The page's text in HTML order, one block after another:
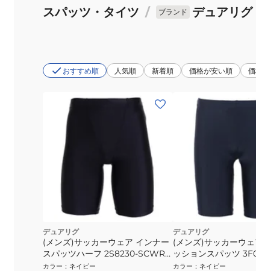
スパッツ・タイツ / ブランド デュアリグ
おすすめ順 人気順 新着順 価格が安い順
デュアリグ
(メンズ)サッカーウェア インナー
スパッツハーフ 2S8230-SCWR-
741ES NVY
カラー ： ネイビー
デュアリグ
(メンズ)サッカーウ
ッションスパッツ
SCWR-741ES NVY
カラー ： ネイビー